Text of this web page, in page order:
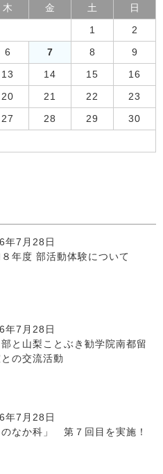
木 金 土 日
1 2
6 7 8 9
13 14 15 16
20 21 22 23
27 28 29 30
年7月28日
年度 部活動体験について
年7月28日
と山梨ことぶき勧学院南都留
の交流活動
年7月28日
のなか科」 第７回目を実施！